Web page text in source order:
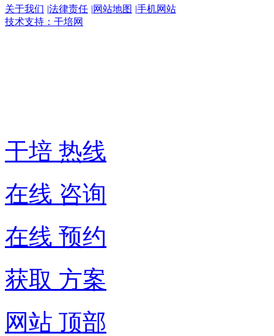
关于我们 |法律责任 |网站地图 |手机网站
技术支持：干培网
干培 热线
在线 咨询
在线 预约
获取 方案
网站 顶部